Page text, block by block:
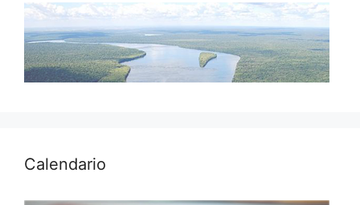
Calendario